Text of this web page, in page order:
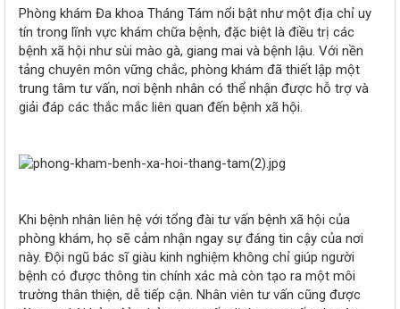
Phòng khám Đa khoa Tháng Tám nổi bật như một địa chỉ uy
tín trong lĩnh vực khám chữa bệnh, đặc biệt là điều trị các
bệnh xã hội như sùi mào gà, giang mai và bệnh lậu. Với nền
tảng chuyên môn vững chắc, phòng khám đã thiết lập một
trung tâm tư vấn, nơi bệnh nhân có thể nhận được hỗ trợ và
giải đáp các thắc mắc liên quan đến bệnh xã hội.
Khi bệnh nhân liên hệ với tổng đài tư vấn bệnh xã hội của
phòng khám, họ sẽ cảm nhận ngay sự đáng tin cậy của nơi
này. Đội ngũ bác sĩ giàu kinh nghiệm không chỉ giúp người
bệnh có được thông tin chính xác mà còn tạo ra một môi
trường thân thiện, dễ tiếp cận. Nhân viên tư vấn cũng được